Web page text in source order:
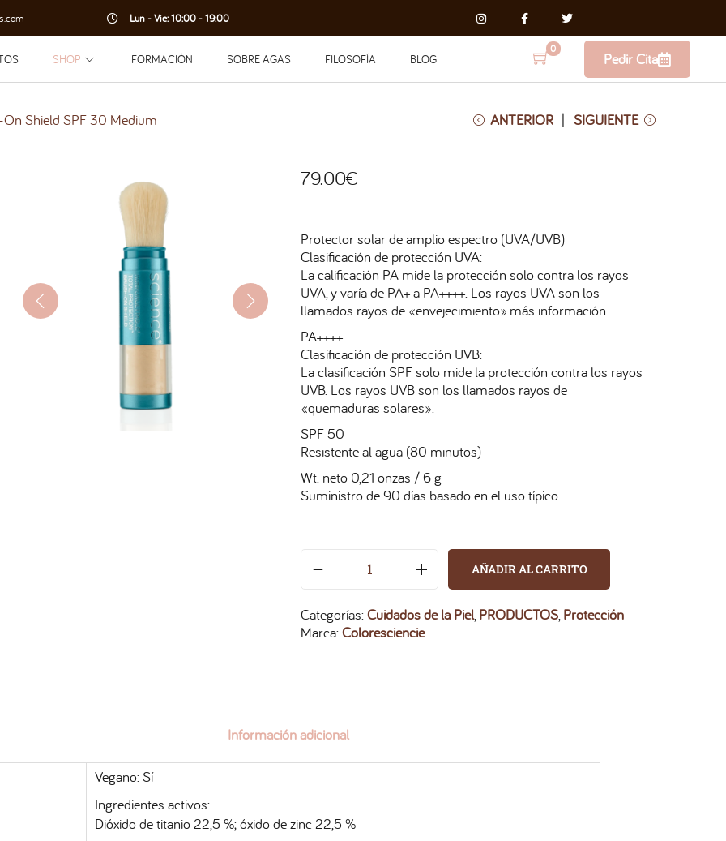
Lun - Vie: 10:00 - 19:00
SHOP FORMACIÓN SOBRE AGAS FILOSOFÍA BLOG
0
Pedir Cita
Shield SPF 30 Medium ANTERIOR SIGUIENTE
79.00€
Protector solar de amplio espectro (UVA/UVB)
Clasificación de protección UVA:
La calificación PA mide la protección solo contra los rayos
UVA, y varía de PA+ a PA++++. Los rayos UVA son los
llamados rayos de «envejecimiento».más información
PA++++
Clasificación de protección UVB:
La clasificación SPF solo mide la protección contra los rayos
UVB. Los rayos UVB son los llamados rayos de
«quemaduras solares».
SPF 50
Resistente al agua (80 minutos)
Wt. neto 0,21 onzas / 6 g
Suministro de 90 días basado en el uso típico
AÑADIR AL CARRITO
Categorías:Cuidados de la Piel,PRODUCTOS,Protección
Marca:Coloresciencie
Información adicional
Vegano: Sí
Ingredientes activos:
Dióxido de titanio 22,5 %; óxido de zinc 22,5 %